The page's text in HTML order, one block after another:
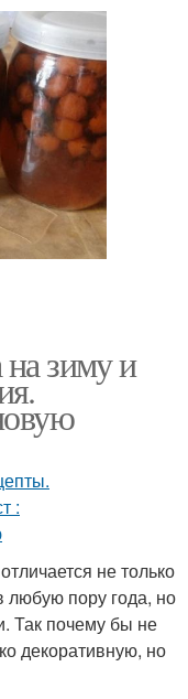
зиму и
не только
пору года, но
Так почему бы не
декоративную, но